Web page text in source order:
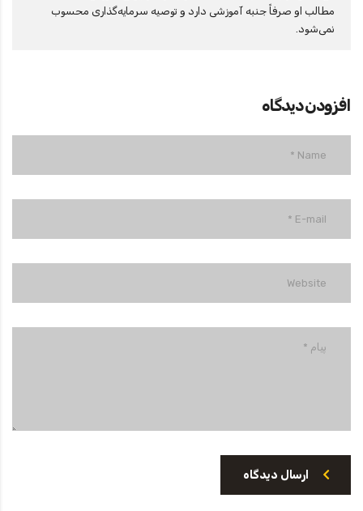
مطالب او صرفاً جنبه آموزشی دارد و توصیه سرمایه‌گذاری محسوب
نمی‌شود.
افزودن دیدگاه
ارسال دیدگاه